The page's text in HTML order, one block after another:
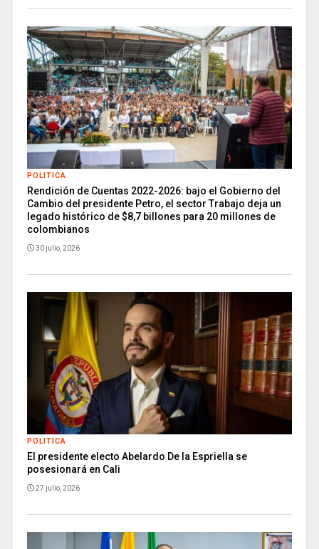
POLITICA
Rendición de Cuentas 2022-2026: bajo el Gobierno del
Cambio del presidente Petro, el sector Trabajo deja un
legado histórico de $8,7 billones para 20 millones de
colombianos
30 julio, 2026
POLITICA
El presidente electo Abelardo De la Espriella se
posesionará en Cali
27 julio, 2026